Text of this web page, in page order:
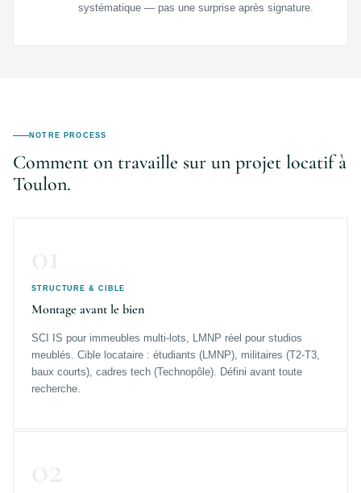
systématique — pas une surprise après signature.
NOTRE PROCESS
Comment on travaille sur un projet locatif à
Toulon.
01
STRUCTURE & CIBLE
Montage avant le bien
SCI IS pour immeubles multi-lots, LMNP réel pour studios
meublés. Cible locataire : étudiants (LMNP), militaires (T2-T3,
baux courts), cadres tech (Technopôle). Défini avant toute
recherche.
02